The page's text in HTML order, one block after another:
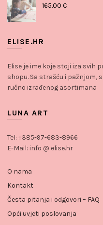
165.00 €
ELISE.HR
Elise je ime koje stoji iza svih
shopu. Sa strašću i pažnjom,
ručno izrađenog asortimana
LUNA ART
Tel: +385-97-683-8966
E-Mail: info @ elise.hr
O nama
Kontakt
Česta pitanja i odgovori – FAQ
Opći uvjeti poslovanja